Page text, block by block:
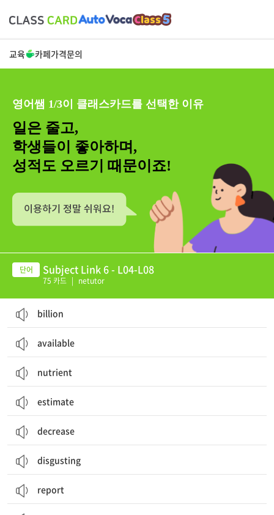
교육 카페가격문의
영어쌤 1/3이 클래스카드를 선택한 이유
일은 줄고,
학생들이 좋아하며,
성적도 오르기 때문이죠!
Subject Link 6 - L04-L08
75 카드 | netutor
billion
available
nutrient
estimate
decrease
disgusting
report